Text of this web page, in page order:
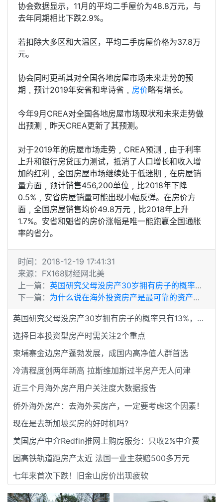
协会数据显示，11月的平均二手屋价为48.8万元，与
去年同期相比下跌2.9%。
若扣除大多区和大温区，平均二手房屋价格为37.8万
元。
协会同时更新其对全国各地房屋市场未来走势的预
期﹐预计2019年安省和卑诗省﹐ 房价略有增长。
今年9月CREA对全国各地房屋市场现状和未来走势做
出预测﹐昨天CREA更新了其预测。
对于2019年的房屋市场走势﹐CREA预测﹐由于利率
上升和银行房贷压力测试，抵消了人口增长和收入增
加的红利﹐全国房屋市场继续处于低迷期﹐在房屋销
量方面﹐预计销售456,200单位﹐比2018年下降
0.5%﹐安省房屋销量可能出现小幅反弹。在房价方
面﹐全国房屋销售均价49.8万元﹐比2018年上升
1.7%。安省和魁省的房价涨幅是唯一能跑赢全国通胀
率的省分。
时间：2018-12-19 17:41:31
来源：FX168财经网北美
上一篇： 英国研究父母没房产30岁拥有房子的概率只有13%，该怎么看？
下一篇： 为什么说在海外投资房产是最可靠的资产配置？
英国研究父母没房产30岁拥有房子的概率只有13%，该怎么看？
选择日本投资型房产时需关注2个重点
柬埔寨金边房产蓬勃发展，成国内高净值人群首选
冷清程度创两年新高 拉斯维加斯过半房产无人问津
近三个月海外房产用户关注度大数据报告
侨外海外房产：去海外买房产，一定要考虑这个因素！
现在是去新加坡买房的好时机吗?
美国房产中介Redfin推网上购房服务：只收2%中介费
因高铁轨道距房产太近 法国一业主获赔500多万元
七年来首次下跌！旧金山房价出现疲软